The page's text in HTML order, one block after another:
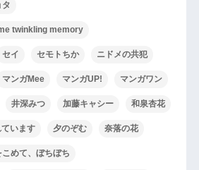
タ
twinkling memory
セイ セモトちか ニドメの共犯
マンガMee マンガUP! マンガワン
井深みつ 加藤キャシー 和泉杏花
います 夕のぞむ 奈落の花
こめて、ぼちぼち